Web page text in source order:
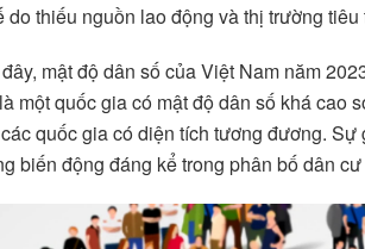
do thiếu nguồn lao động và thị trường tiêu
mật độ dân số của Việt Nam năm
một quốc gia có mật độ dân số khá cao
quốc gia có diện tích tương đương.
biến động đáng kể trong phân bố dân